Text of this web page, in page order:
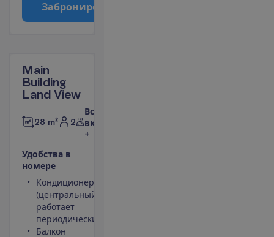
Заброниро
Main
Building
Land View
28 m² 2
Все
включено
+
Удобства в
номере
Кондиционер
(центральный,
работает
периодически)
Балкон